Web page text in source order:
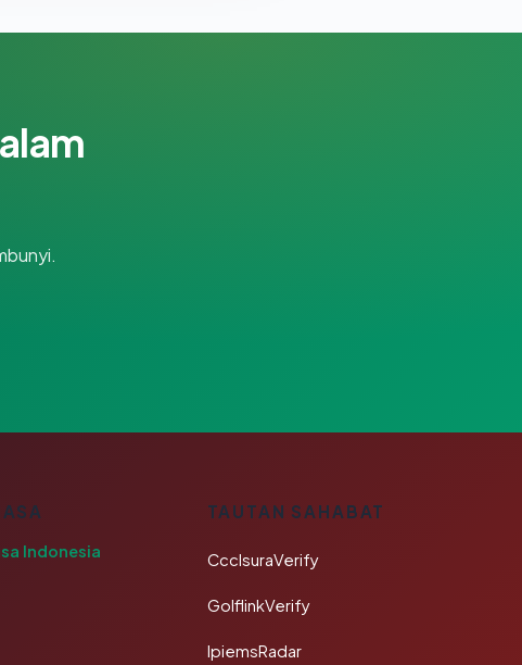
Indonesia
TAUTAN SAHABAT
CcclsuraVerify
GolflinkVerify
IpiemsRadar